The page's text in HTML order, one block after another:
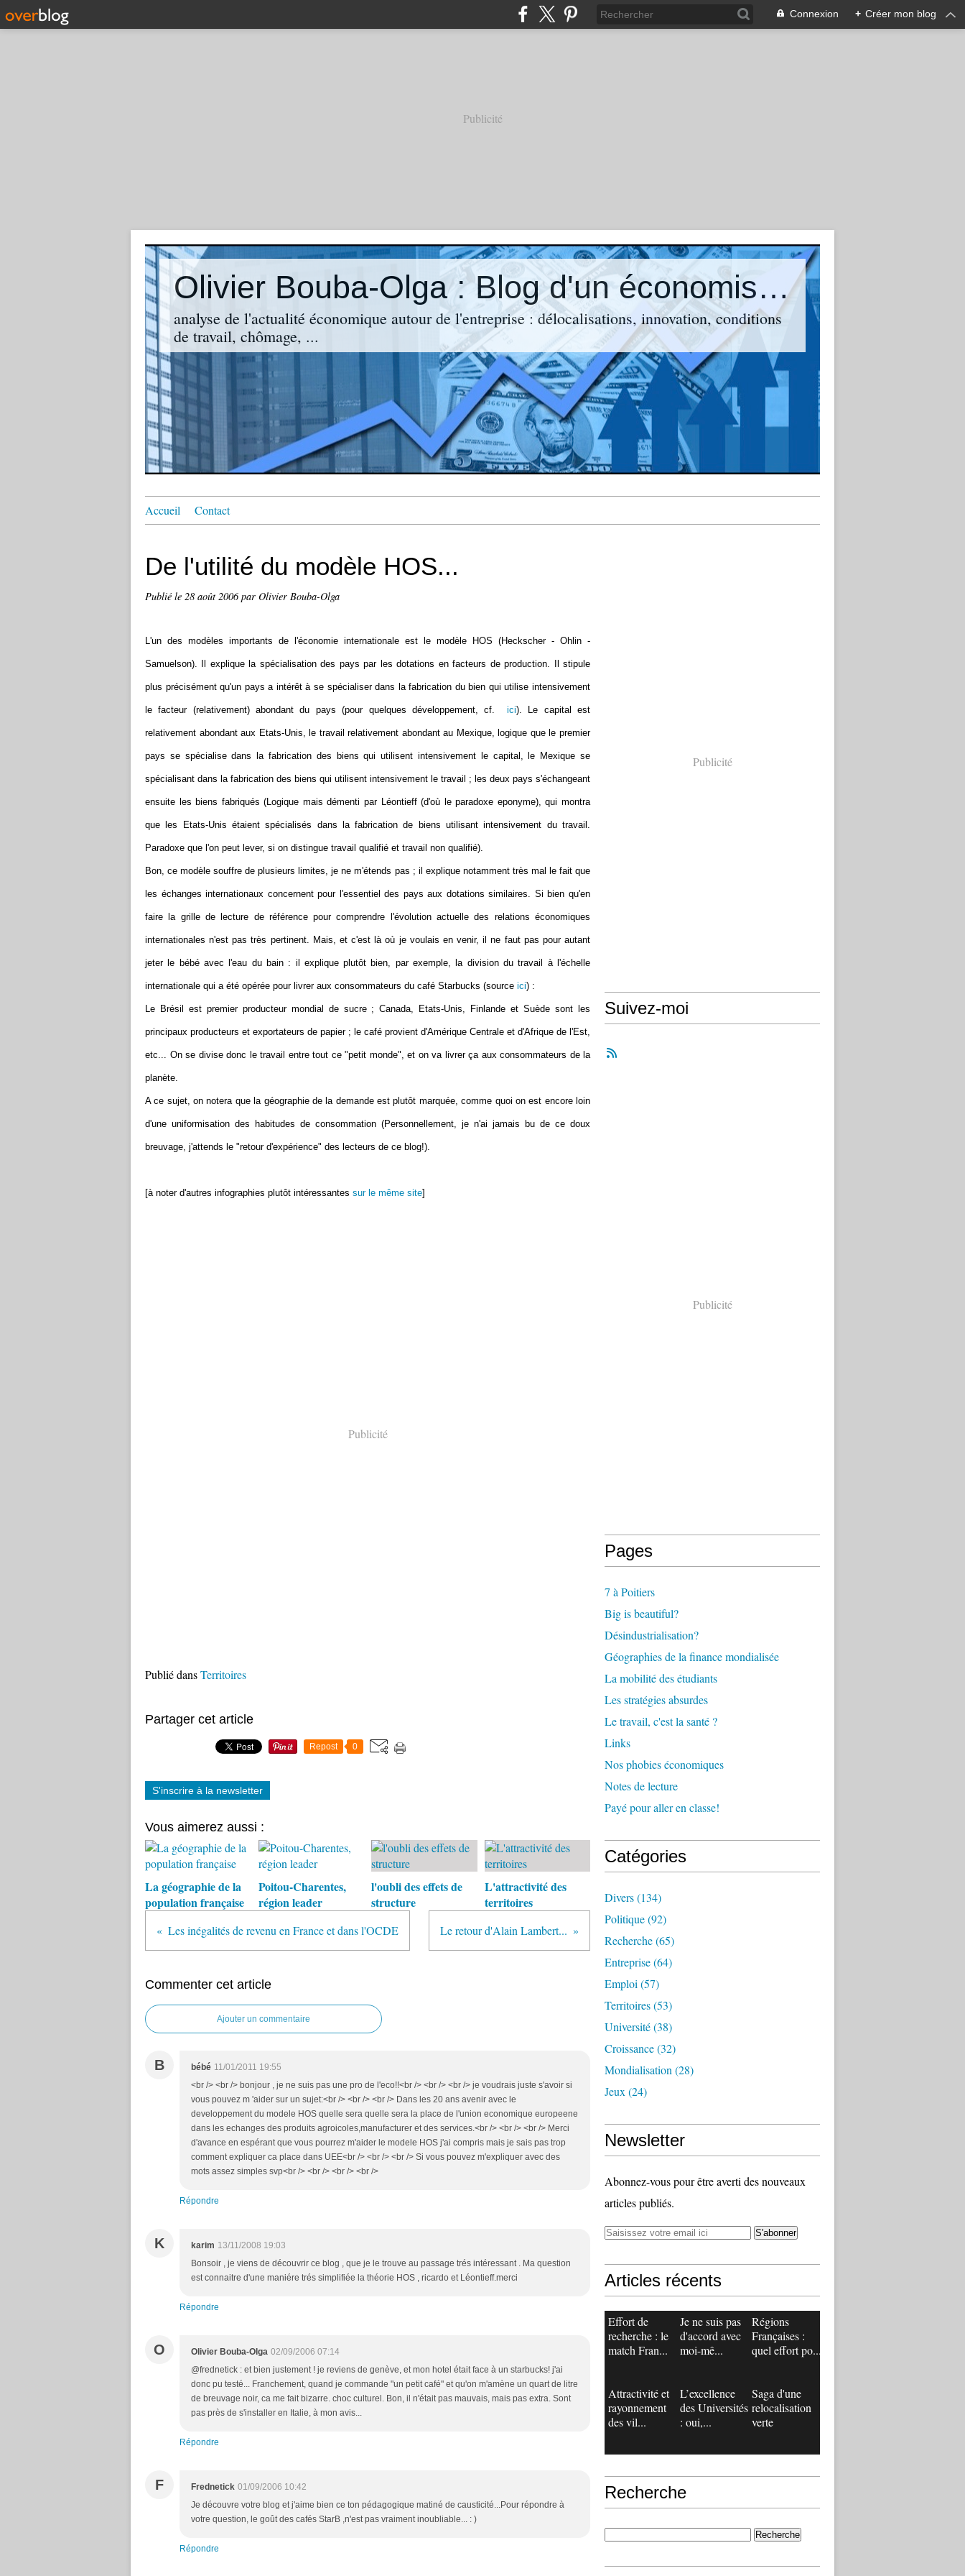
Connexion + Créer mon blog
Publicité
Olivier Bouba-Olga : Blog d'un économiste qui suit et commente l'actualité
analyse de l'actualité économique autour de l'entreprise : délocalisations, innovation, conditions
de travail, chômage, ...
Accueil Contact
De l'utilité du modèle HOS...
Publié le 28 août 2006par Olivier Bouba-Olga
L'un des modèles importants de l'économie internationale est le modèle HOS (Heckscher - Ohlin -
Samuelson). Il explique la spécialisation des pays par les dotations en facteurs de production. Il stipule
plus précisément qu'un pays a intérêt à se spécialiser dans la fabrication du bien qui utilise intensivement
le facteur (relativement) abondant du pays (pour quelques développement, cf. ici). Le capital est
relativement abondant aux Etats-Unis, le travail relativement abondant au Mexique, logique que le premier
pays se spécialise dans la fabrication des biens qui utilisent intensivement le capital, le Mexique se
spécialisant dans la fabrication des biens qui utilisent intensivement le travail ; les deux pays s'échangeant
ensuite les biens fabriqués (Logique mais démenti par Léontieff (d'où le paradoxe eponyme), qui montra
que les Etats-Unis étaient spécialisés dans la fabrication de biens utilisant intensivement du travail.
Paradoxe que l'on peut lever, si on distingue travail qualifié et travail non qualifié).
Bon, ce modèle souffre de plusieurs limites, je ne m'étends pas ; il explique notamment très mal le fait que
les échanges internationaux concernent pour l'essentiel des pays aux dotations similaires. Si bien qu'en
faire la grille de lecture de référence pour comprendre l'évolution actuelle des relations économiques
internationales n'est pas très pertinent. Mais, et c'est là où je voulais en venir, il ne faut pas pour autant
jeter le bébé avec l'eau du bain : il explique plutôt bien, par exemple, la division du travail à l'échelle
internationale qui a été opérée pour livrer aux consommateurs du café Starbucks (source ici) :
Le Brésil est premier producteur mondial de sucre ; Canada, Etats-Unis, Finlande et Suède sont les
principaux producteurs et exportateurs de papier ; le café provient d'Amérique Centrale et d'Afrique de l'Est,
etc... On se divise donc le travail entre tout ce "petit monde", et on va livrer ça aux consommateurs de la
planète.
A ce sujet, on notera que la géographie de la demande est plutôt marquée, comme quoi on est encore loin
d'une uniformisation des habitudes de consommation (Personnellement, je n'ai jamais bu de ce doux
breuvage, j'attends le "retour d'expérience" des lecteurs de ce blog!).
[à noter d'autres infographies plutôt intéressantes sur le même site]
Publicité
Publié dansTerritoires
Partager cet article
Repost 0
S'inscrire à la newsletter
Vous aimerez aussi :
La géographie de la
population française
Poitou-Charentes,
région leader
l'oubli des effets de
structure
L'attractivité des
territoires
Les inégalités de revenu en France et dans l'OCDE Le retour d'Alain Lambert...
Commenter cet article
Ajouter un commentaire
B bébé 11/01/2011 19:55
<br /> <br /> bonjour , je ne suis pas une pro de l'eco!!<br /> <br /> <br /> je voudrais juste s'avoir si
vous pouvez m 'aider sur un sujet:<br /> <br /> <br /> Dans les 20 ans avenir avec le
developpement du modele HOS quelle sera quelle sera la place de l'union economique europeene
dans les echanges des produits agroicoles,manufacturer et des services.<br /> <br /> <br /> Merci
d'avance en espérant que vous pourrez m'aider le modele HOS j'ai compris mais je sais pas trop
comment expliquer ca place dans UEE<br /> <br /> <br /> Si vous pouvez m'expliquer avec des
mots assez simples svp<br /> <br /> <br /> <br />
Répondre
K karim 13/11/2008 19:03
Bonsoir , je viens de découvrir ce blog , que je le trouve au passage trés intéressant . Ma question
est connaitre d'une maniére trés simplifiée la théorie HOS , ricardo et Léontieff.merci
Répondre
O Olivier Bouba-Olga 02/09/2006 07:14
@frednetick : et bien justement ! je reviens de genève, et mon hotel était face à un starbucks! j'ai
donc pu testé... Franchement, quand je commande "un petit café" et qu'on m'amène un quart de litre
de breuvage noir, ca me fait bizarre. choc culturel. Bon, il n'était pas mauvais, mais pas extra. Sont
pas près de s'installer en Italie, à mon avis...
Répondre
F Frednetick 01/09/2006 10:42
Je découvre votre blog et j'aime bien ce ton pédagogique matiné de causticité...Pour répondre à
votre question, le goût des cafés StarB ,n'est pas vraiment inoubliable... : )
Répondre
Publicité
Suivez-moi
Publicité
Pages
7 à Poitiers
Big is beautiful?
Désindustrialisation?
Géographies de la finance mondialisée
La mobilité des étudiants
Les stratégies absurdes
Le travail, c'est la santé ?
Links
Nos phobies économiques
Notes de lecture
Payé pour aller en classe!
Catégories
Divers(134)
Politique(92)
Recherche(65)
Entreprise(64)
Emploi (57)
Territoires(53)
Université(38)
Croissance(32)
Mondialisation (28)
Jeux (24)
Newsletter
Abonnez-vous pour être averti des nouveaux
articles publiés.
Articles récents
Effort de
recherche : le
match Fran...
Je ne suis pas
d'accord avec
moi-mê...
Régions
Françaises :
quel effort po...
Attractivité et
rayonnement
des vil...
L’excellence
des Universités
: oui,...
Saga d'une
relocalisation
verte
Recherche